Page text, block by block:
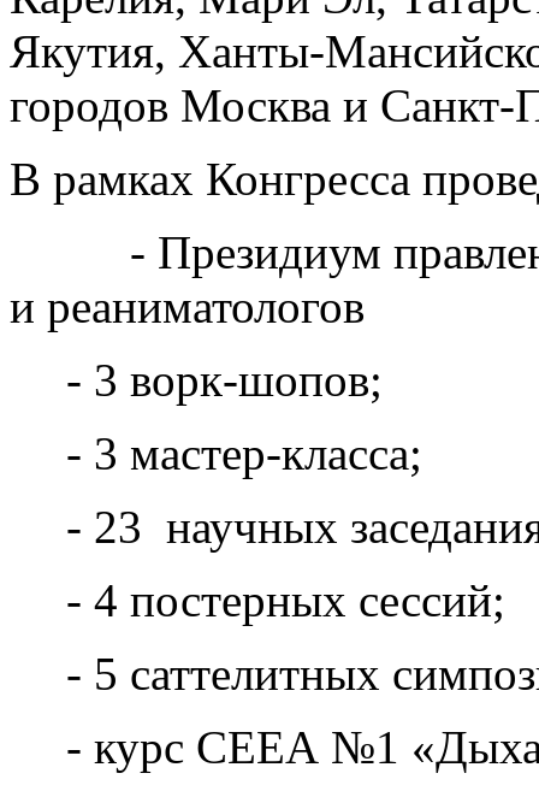
Якутия, Ханты-
городов Москва и Санкт-
В рамках Конгресса
- Президиум
и реаниматологов
- 3 ворк-шопов;
- 3 мастер-класса;
- 23 научных
- 4 постерных сессий;
- 5 саттелитных
- курс СЕЕА №1